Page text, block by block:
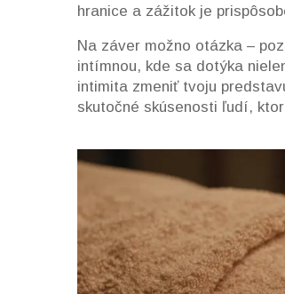
hranice a zážitok je
Na záver možno otázka –
intímnou, kde sa dotýka
intimita zmeniť tvoju
skutočné skúsenosti ľudí,